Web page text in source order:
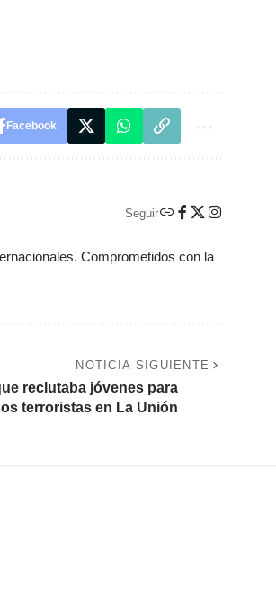
Facebook
Seguir
Comprometidos con la
NOTICIA SIGUIENTE
reclutaba jóvenes para
terroristas en La Unión